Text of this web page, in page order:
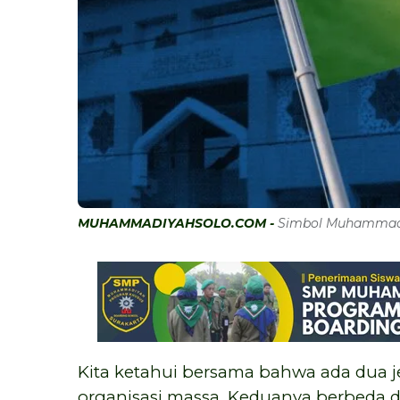
MUHAMMADIYAHSOLO.COM - Simbol
Kita ketahui bersama bahwa ada dua